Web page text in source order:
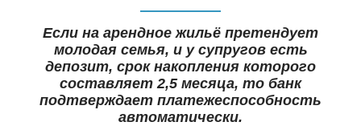
Если на арендное жильё претендует
молодая семья, и у супругов есть
депозит, срок накопления которого
составляет 2,5 месяца, то банк
подтверждает платежеспособность
автоматически.